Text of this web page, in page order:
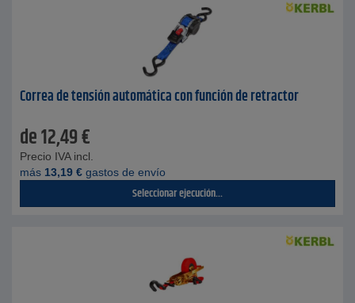
Correa de tensión automática con función de retractor
de12,49€
Precio IVA incl.
más 13,19 € gastos de envío
Seleccionar ejecución...